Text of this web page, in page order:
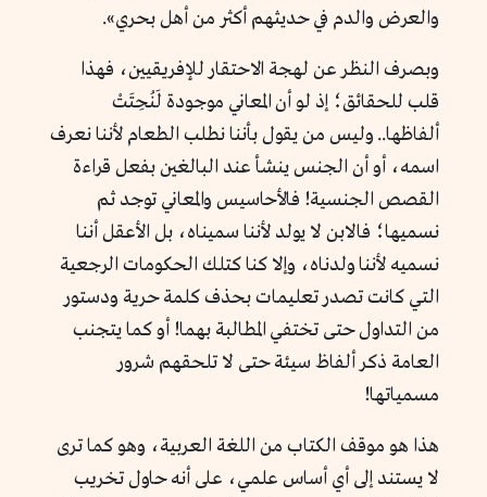
والعرض والدم في حديثهم أكثر من أهل بحري».
وبصرف النظر عن لهجة الاحتقار للإفريقيين، فهذا
قلب للحقائق؛ إذ لو أن المعاني موجودة لَنُحِتَتْ
ألفاظها.. وليس من يقول بأننا نطلب الطعام لأننا نعرف
اسمه، أو أن الجنس ينشأ عند البالغين بفعل قراءة
القصص الجنسية! فالأحاسيس والمعاني توجد ثم
نسميها؛ فالابن لا يولد لأننا سميناه، بل الأعقل أننا
نسميه لأننا ولدناه، وإلا كنا كتلك الحكومات الرجعية
التي كانت تصدر تعليمات بحذف كلمة حرية ودستور
من التداول حتى تختفي المطالبة بهما! أو كما يتجنب
العامة ذكر ألفاظ سيئة حتى لا تلحقهم شرور
مسمياتها!
هذا هو موقف الكتاب من اللغة العربية، وهو كما ترى
لا يستند إلى أي أساس علمي، على أنه حاول تخريب